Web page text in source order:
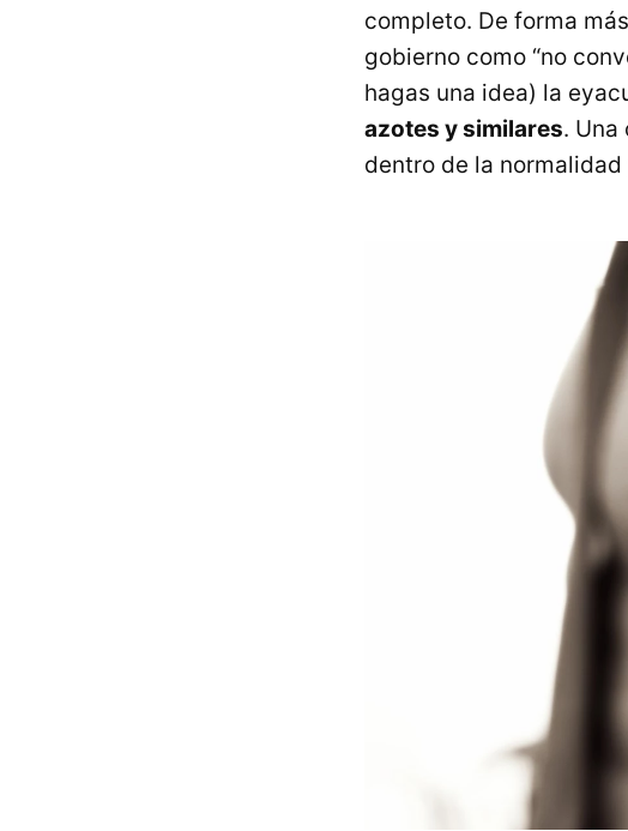
completo. De forma
gobierno como “no
hagas una idea) la
azotes y similares. Una
dentro de la